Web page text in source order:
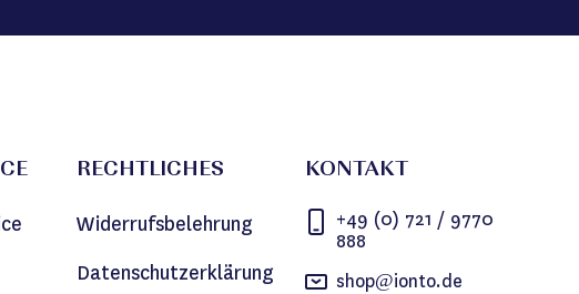
RECHTLICHES
Widerrufsbelehrung
Datenschutzerklärung
KONTAKT
+49 (0) 721 / 9770
888
shop@ionto.de